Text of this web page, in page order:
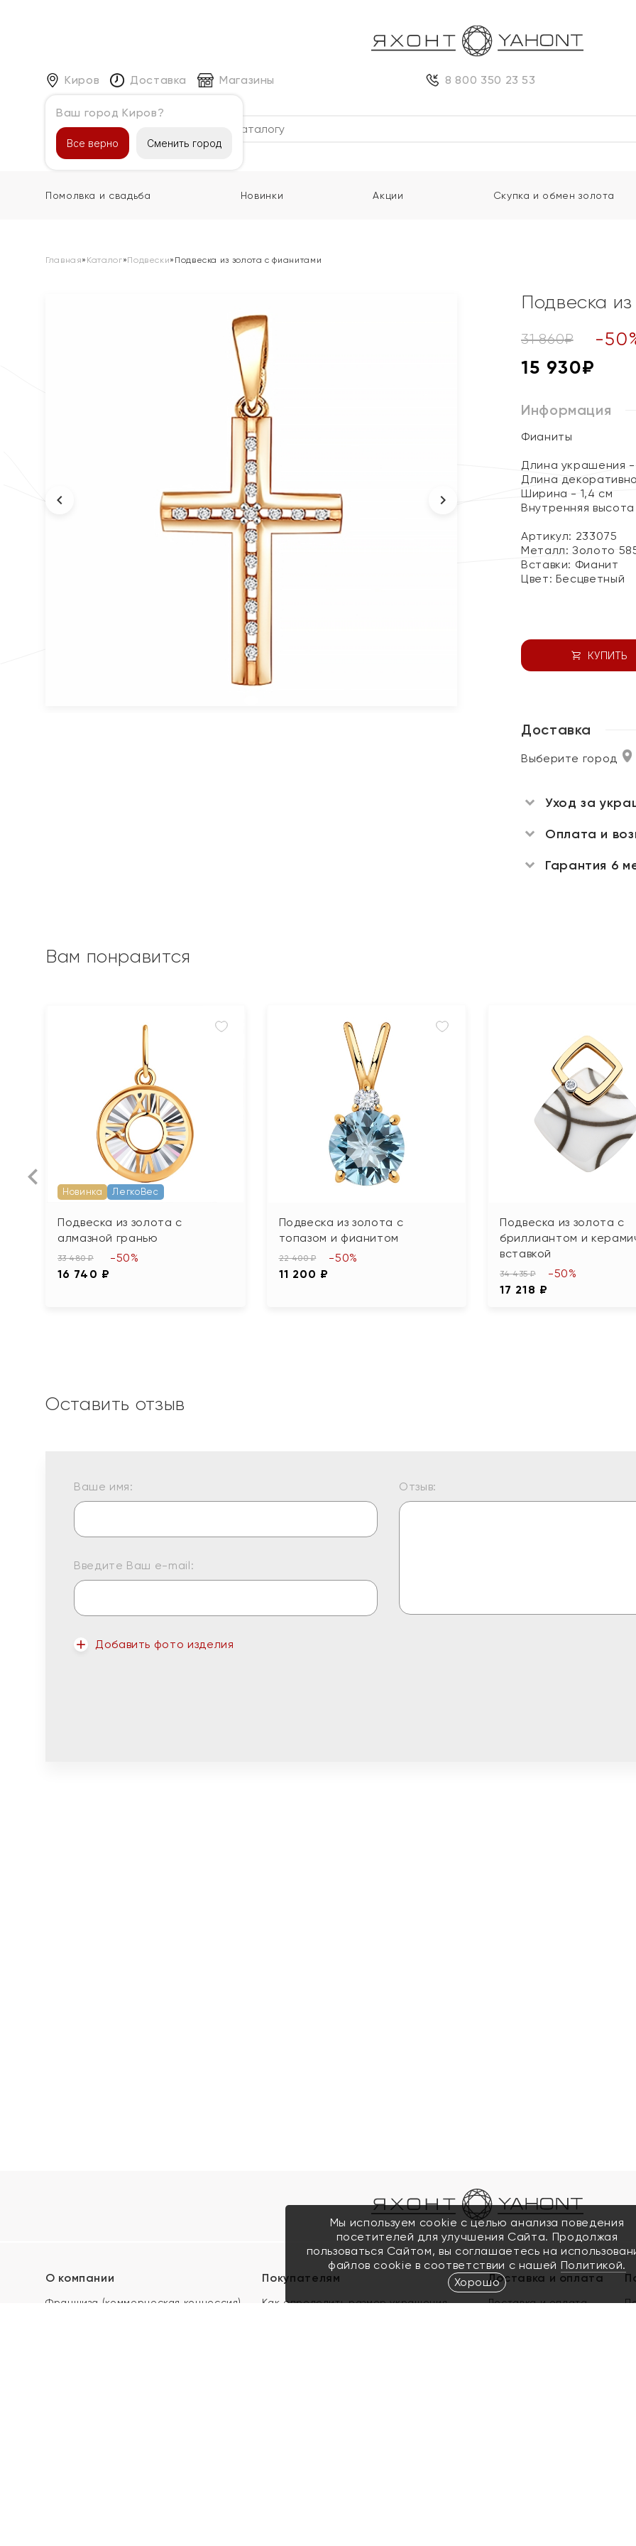
Киров
Ваш город Киров?
Все верно Сменить город
Доставка Магазины 8 800 350 23 53
Каталог
Помолвка и свадьба Новинки Акции Скупка и обмен золота
Главная» Каталог»Подвески» Подвеска из золота с фианитами
Подвеска
31 860₽ -50
15 930₽
Информация
Фианиты
Длина украшения -
Длина
Ширина - 1,4 см
Внутренняя
Артикул: 233075
Металл:Золото
Вставки: Фианит
Цвет: Бесцветный
КУПИТЬ
Доставка
Выберите город
Уход за
Оплата и
Гарантия 6
Вам понравится
Новинка ЛегкоВес
Подвеска из золота с
алмазной гранью
33 480 ₽
16 740 ₽
-50%
Подвеска из золота с
топазом и фианитом
22 400 ₽
11 200 ₽
-50%
Подвеска из золота с
бриллиантом и
вставкой
34 435 ₽
17 218 ₽
-50%
Оставить отзыв
Ваше имя:
Введите Ваш e-mail:
Добавить фото изделия
Отзыв:
О компании
Франшиза (коммерческая концессия)
Покупателям
Как определить размер украшения
Доставка и оплата
Доставка и оплата
Мы используем cookie с целью анализа поведения
посетителей для улучшения Сайта. Продолжая
пользоваться Сайтом, вы соглашаетесь на
файлов cookie в соответствии с нашей Политикой.
Хорошо